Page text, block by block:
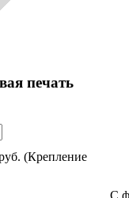
печать
(Крепление
С